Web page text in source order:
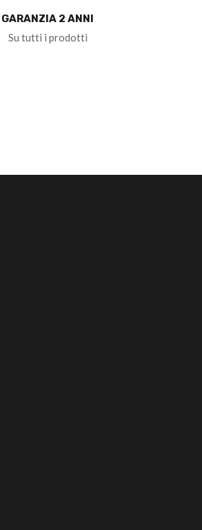
GARANZIA 2 ANNI
Su tutti i prodotti